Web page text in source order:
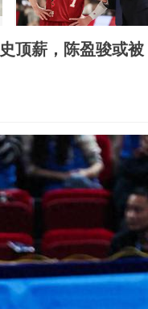
顶薪，陈盈骏或被